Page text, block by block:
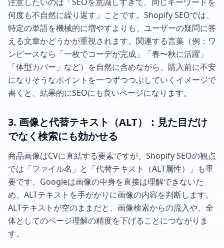
何度も不自然に繰り返す」ことです。Shopify SEOでは、
特定の単語を機械的に増やすよりも、ユーザーの疑問に答
える文章かどうかが重視されます。関連する言葉（例：ワ
ンピースなら「一枚でコーデが完成」「春〜秋に活躍」
「体型カバー」など）を自然に含めながら、購入前に不安
になりそうなポイントを一つずつつぶしていくイメージで
書くと、結果的にSEOにも良いページになります。
3. 画像と代替テキスト（ALT）：見た目だけ
でなく検索にも効かせる
商品画像はCVに直結する要素ですが、Shopify SEOの観点
では「ファイル名」と「代替テキスト（ALT属性）」も重
要です。Googleは画像の中身を直接は理解できないた
め、ALTテキストを手がかりに画像の内容を判断します。
ALTテキストが空のままだと、画像検索からの流入や、全
体としてのページ理解の精度を下げることにつながりま
す。